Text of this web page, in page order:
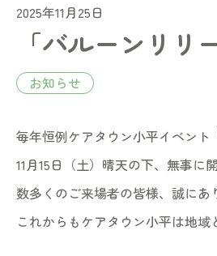
2025年11月25日
「バルーンリリ
お知らせ
毎年恒例ケアタウン小平イベント
11月15日（土）晴天の下、無事に
数多くのご来場者の皆様、誠にあ
これからもケアタウン小平は地域